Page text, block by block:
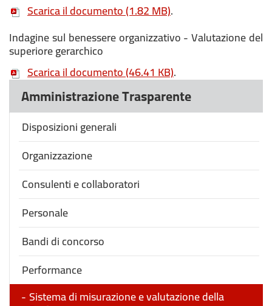
Scarica il documento(1.82 MB).
Indagine sul benessere organizzativo - Valutazione del
superiore gerarchico
Scarica il documento(46.41 KB).
Amministrazione Trasparente
Disposizioni generali
Organizzazione
Consulenti e collaboratori
Personale
Bandi di concorso
Performance
Sistema di misurazione e valutazione della